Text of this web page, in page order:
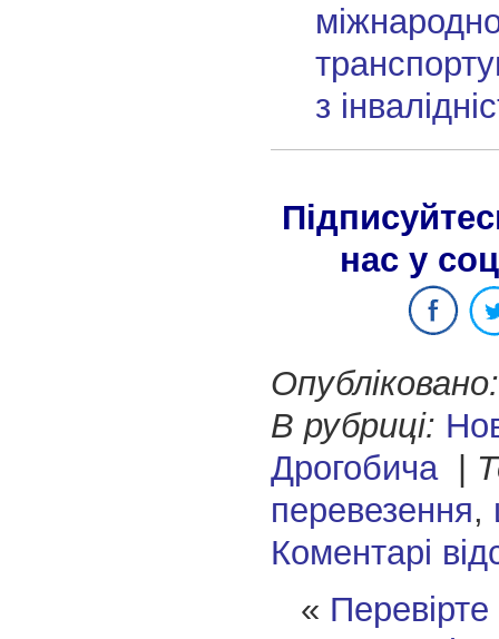
з
нас у
Опубліковано:
В рубриці:
Дрогобича|
перевезення,
Коментарі
« Перевірте